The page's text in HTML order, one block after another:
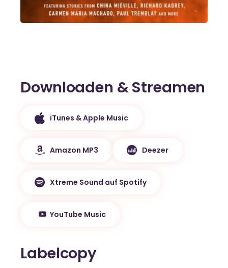
Downloaden & Streamen
iTunes & Apple Music
Amazon MP3 Deezer
Xtreme Sound auf Spotify
YouTube Music
Labelcopy